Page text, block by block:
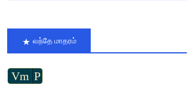
வந்தே மாதரம்
Vm P